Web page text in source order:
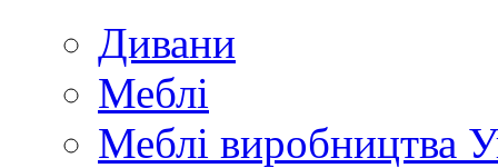
Дивани
Меблі
Меблі виробництва